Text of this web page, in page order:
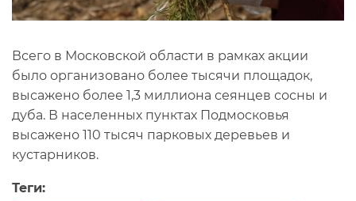
Всего в Московской области в рамках акции
было организовано более тысячи площадок,
высажено более 1,3 миллиона сеянцев сосны и
дуба. В населенных пунктах Подмосковья
высажено 110 тысяч парковых деревьев и
кустарников.
Теги: